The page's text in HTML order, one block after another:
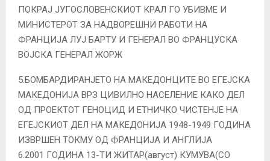
ПОКРАЈ ЈУГОСЛОВЕНСКИОТ КРАЛ ГО УБИВМЕ И
МИНИСТЕРОТ ЗА НАДВОРЕШНИ РАБОТИ НА
ФРАНЦИЈА ЛУЈ БАРТУ И ГЕНЕРАЛ ВО ФРАНЦУСКА
ВОЈСКА ГЕНЕРАЛ ЖОРЖ
5.БОМБАРДИРАНЈЕТО НА МАКЕДОНЦИТЕ ВО ЕГЕЈСКА
МАКЕДОНИЈА ВРЗ ЦИВИЛНО НАСЕЛЕНИЕ КАКО ДЕЛ
ОД ПРОЕКТОТ ГЕНОЦИД И ЕТНИЧКО ЧИСТЕНЈЕ НА
ЕГЕЈСКИОТ ДЕЛ НА МАКЕДОНИЈА 1948-1949 ГОДИНА
ИЗВРШЕН ТОКМУ ОД ФРАНЦИЈА И АНГЛИЈА
6.2001 ГОДИНА 13-ТИ ЖИТАР(август) КУМУВА(СО